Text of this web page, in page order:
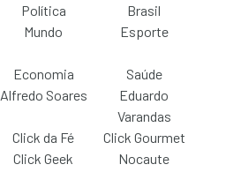
Política
Brasil
Mundo Esporte
Economia
Saúde
Alfredo Soares
Eduardo
Varandas
Click da Fé
Click Gourmet
Click Geek Nocaute